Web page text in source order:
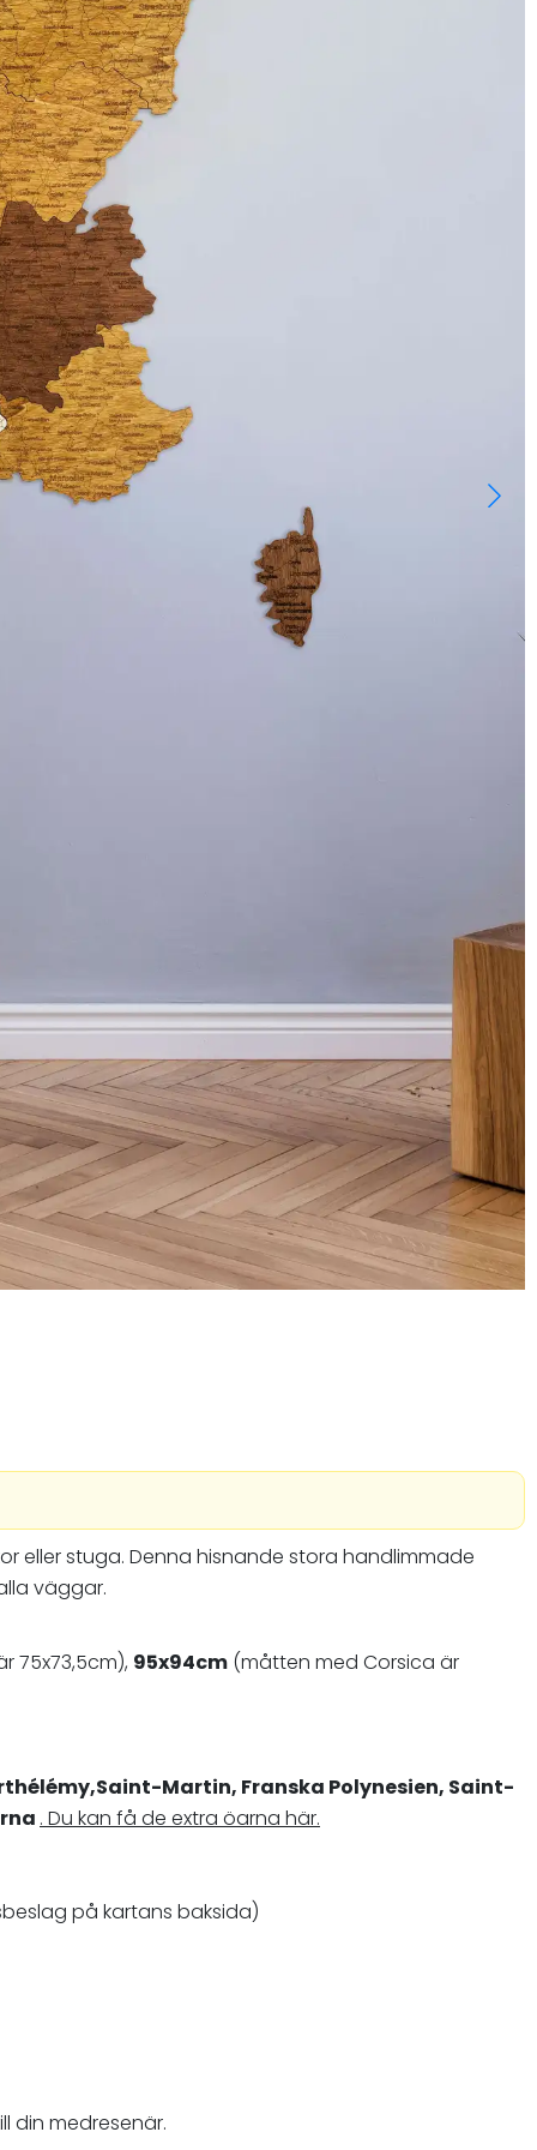
eller stuga. Denna hisnande stora handlimmade
väggar.
75x73,5cm), 95x94cm (måtten med Corsica är
,Saint-Martin, Franska Polynesien, Saint-
. Du kan få de extra öarna här.
på kartans baksida)
din medresenär.